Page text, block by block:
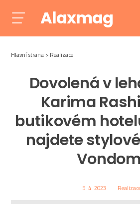
Alaxmag
Hlavní strana Realizace
Dovolená v
Karima
butikovém
najdete
5. 4. 2023